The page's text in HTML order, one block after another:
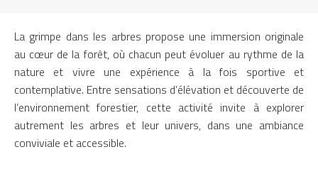
La grimpe dans les arbres propose une immersion originale
au cœur de la forêt, où chacun peut évoluer au rythme de la
nature et vivre une expérience à la fois sportive et
contemplative. Entre sensations d’élévation et découverte de
l’environnement forestier, cette activité invite à explorer
autrement les arbres et leur univers, dans une ambiance
conviviale et accessible.